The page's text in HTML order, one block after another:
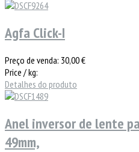
Agfa Click-I
Preço de venda: 30,00 €
Price / kg:
Detalhes do produto
Anel inversor de lente
49mm,